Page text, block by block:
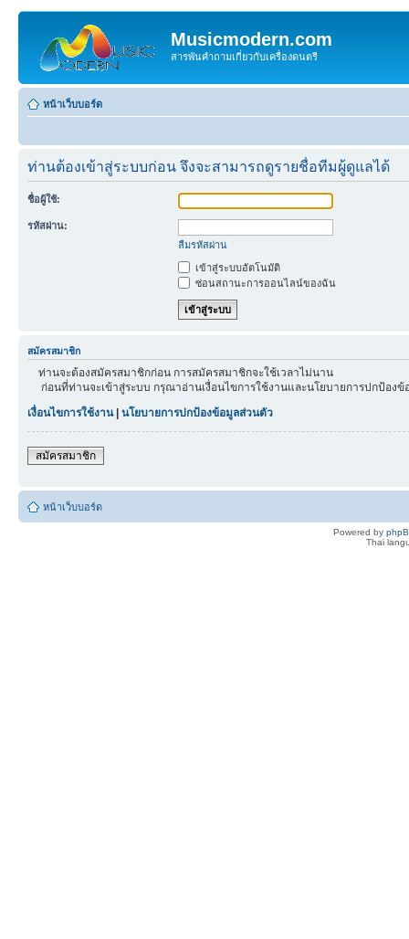
Musicmodern.com
สารพันคำถามเกี่ยวกับเครื่องดนตรี
หน้าเว็บบอร์ด
ท่านต้องเข้าสู่ระบบก่อน จึงจะสามารถดูรายชื่อทีมผู้ดูแลได้
ชื่อผู้ใช้:
รหัสผ่าน:
ลืมรหัสผ่าน
เข้าสู่ระบบอัตโนมัติ
ซ่อนสถานะการออนไลน์ของฉัน
สมัครสมาชิก
ท่านจะต้องสมัครสมาชิกก่อน การสมัครสมาชิกจะใช้เวลาไม่นาน
ก่อนที่ท่านจะเข้าสู่ระบบ กรุณาอ่านเงื่อนไขการใช้งานและนโยบายการปกป้อง
เงื่อนไขการใช้งาน| นโยบายการปกป้องข้อมูลส่วนตัว
สมัครสมาชิก
หน้าเว็บบอร์ด
Powered by
Thai